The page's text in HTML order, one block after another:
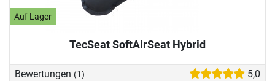
Auf Lager
TecSeat SoftAirSeat Hybrid
Bewertungen (1) 5,0